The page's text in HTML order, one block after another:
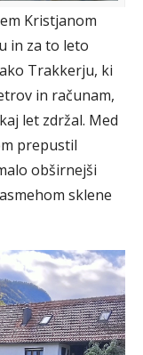
Kristjanom
in za to leto
Trakkerju, ki
in računam,
let zdržal. Med
prepustil
obširnejši
sklene